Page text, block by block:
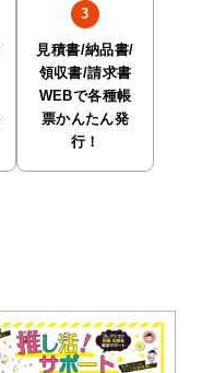
見積書/納品書/
領収書/請求書
WEBで各種帳
票かんたん発
行！